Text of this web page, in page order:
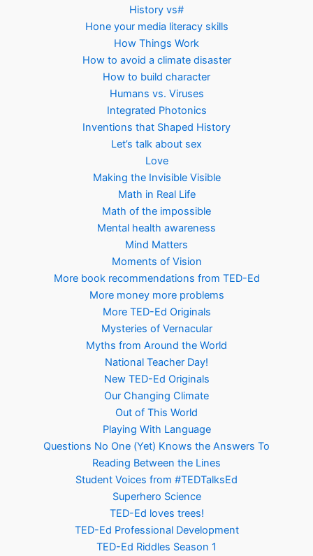
History vs#
Hone your media literacy skills
How Things Work
How to avoid a climate disaster
How to build character
Humans vs. Viruses
Integrated Photonics
Inventions that Shaped History
Let’s talk about sex
Love
Making the Invisible Visible
Math in Real Life
Math of the impossible
Mental health awareness
Mind Matters
Moments of Vision
More book recommendations from TED-Ed
More money more problems
More TED-Ed Originals
Mysteries of Vernacular
Myths from Around the World
National Teacher Day!
New TED-Ed Originals
Our Changing Climate
Out of This World
Playing With Language
Questions No One (Yet) Knows the Answers To
Reading Between the Lines
Student Voices from #TEDTalksEd
Superhero Science
TED-Ed loves trees!
TED-Ed Professional Development
TED-Ed Riddles Season 1